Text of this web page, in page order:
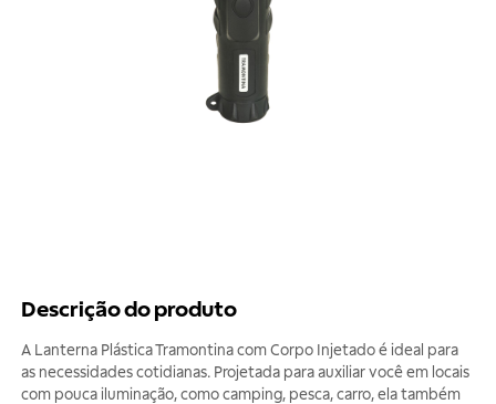
Descrição do produto
A Lanterna Plástica Tramontina com Corpo Injetado é ideal para
as necessidades cotidianas. Projetada para auxiliar você em locais
com pouca iluminação, como camping, pesca, carro, ela também